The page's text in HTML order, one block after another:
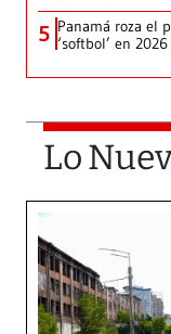
5 Panamá roza el
‘softbol’ en 2026
Lo